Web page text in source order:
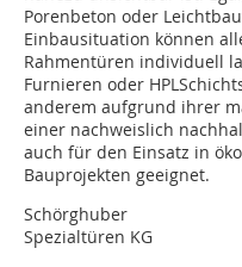
Porenbeton oder
Einbausituation können
Rahmentüren individuell
Furnieren oder
anderem aufgrund ihrer
einer nachweislich
auch für den Einsatz in
Bauprojekten geeignet.
Schörghuber
Spezialtüren KG